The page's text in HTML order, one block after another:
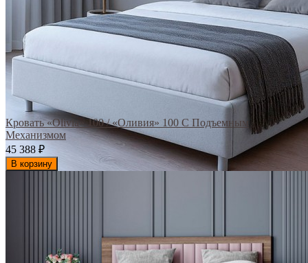
Кровать «Olivia» 100 / «Оливия» 100 С Подъемным
Механизмом
45 388 ₽
В корзину